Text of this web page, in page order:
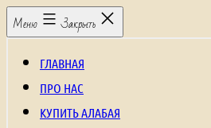
Перейти
к
содержимому
Щенки
алабая,
рабочие
собаки,
охранные
Меню Закрыть
ГЛАВНАЯ
ПРО НАС
КУПИТЬ АЛАБАЯ